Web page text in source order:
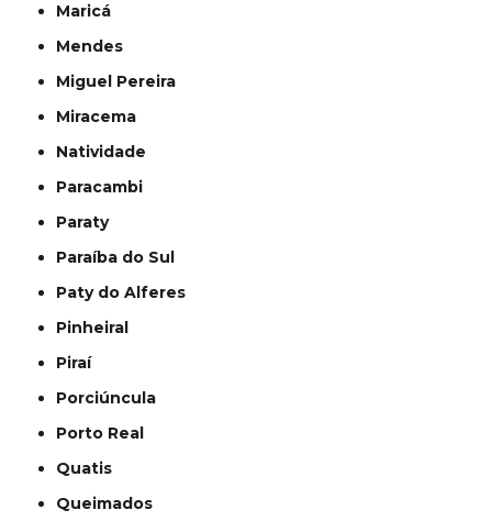
Maricá
Mendes
Miguel Pereira
Miracema
Natividade
Paracambi
Paraty
Paraíba do Sul
Paty do Alferes
Pinheiral
Piraí
Porciúncula
Porto Real
Quatis
Queimados